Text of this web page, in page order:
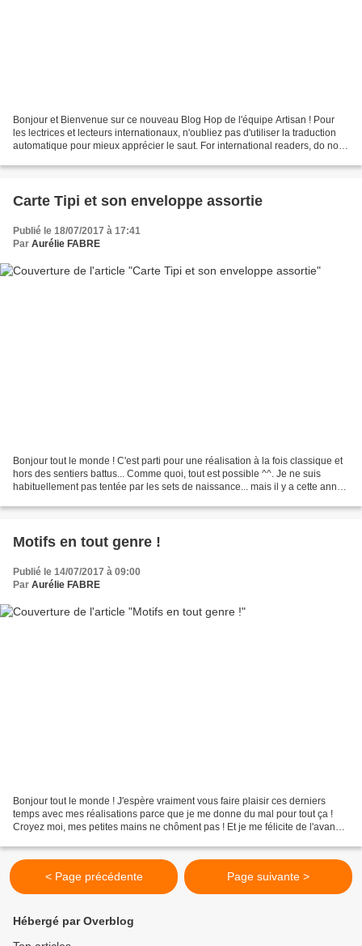
Bonjour et Bienvenue sur ce nouveau Blog Hop de l'équipe Artisan ! Pour
les lectrices et lecteurs internationaux, n'oubliez pas d'utiliser la traduction
automatique pour mieux apprécier le saut. For international readers, do not
Carte Tipi et son enveloppe assortie
Publié le 18/07/2017 à 17:41
Par Aurélie FABRE
Bonjour tout le monde ! C'est parti pour une réalisation à la fois classique et
hors des sentiers battus... Comme quoi, tout est possible ^^. Je ne suis
habituellement pas tentée par les sets de naissance... mais il y a cette année
Motifs en tout genre !
Publié le 14/07/2017 à 09:00
Par Aurélie FABRE
Bonjour tout le monde ! J'espère vraiment vous faire plaisir ces derniers
temps avec mes réalisations parce que je me donne du mal pour tout ça !
Croyez moi, mes petites mains ne chôment pas ! Et je me félicite de l'avance
< Page précédente Page suivante >
Hébergé par Overblog